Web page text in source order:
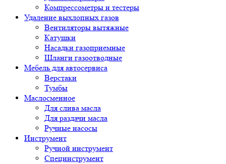
Компрессометры и тестеры
Удаление выхлопных газов
Вентиляторы вытяжные
Катушки
Насадки газоприемные
Шланги газоотводные
Мебель для автосервиса
Верстаки
Тумбы
Маслосменное
Для слива масла
Для раздачи масла
Ручные насосы
Инструмент
Ручной инструмент
Специнструмент